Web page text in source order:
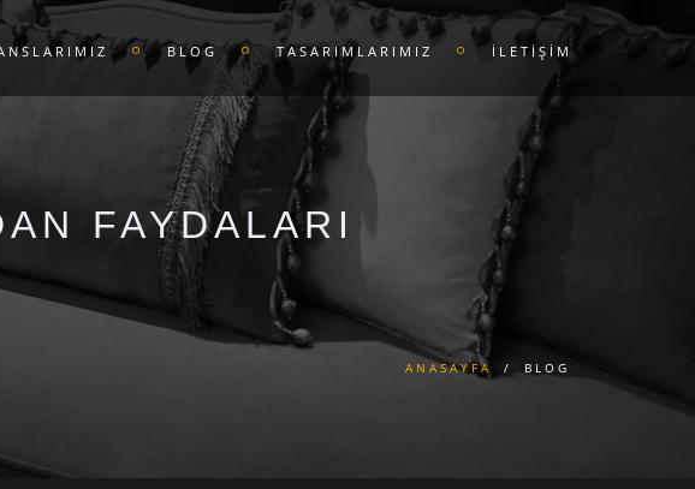
BLOG TASARIMLARIMIZ İLETİŞİM
FAYDALARI
ANASAYFA / BLOG